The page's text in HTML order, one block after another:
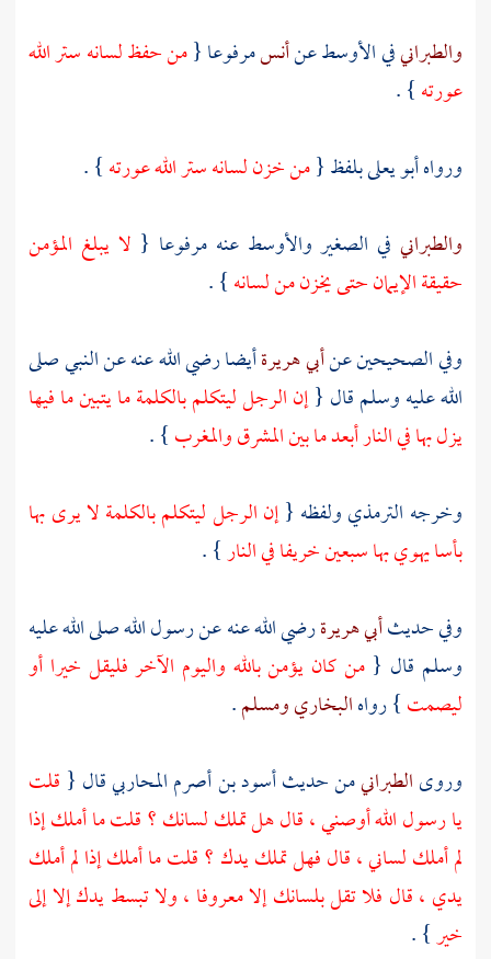
والطبرانيفي الأوسط عنأنسمرفوعا {من حفظ لسانه ستر الله
عورته} .
ورواهأبو يعلىبلفظ {من خزن لسانه ستر الله عورته} .
والطبراني في الصغير والأوسط عنه مرفوعا { لا يبلغ المؤمن
حقيقة الإيمان حتى يخزن من لسانه} .
وفي الصحيحين عنأبي هريرةأيضا رضي الله عنه عن النبي صلى
الله عليه وسلم قال {إن الرجل ليتكلم بالكلمة ما يتبين ما فيها
يزل بها في النار أبعد ما بين المشرق والمغرب} .
وخرجه الترمذيولفظه {إن الرجل ليتكلم بالكلمة لا يرى بها
بأسا يهوي بها سبعين خريفا في النار} .
وفي حديثأبي هريرةرضي الله عنه عن رسول الله صلى الله عليه
وسلم قال {من كان يؤمن بالله واليوم الآخر فليقل خيرا أو
ليصمت} رواهالبخاريومسلم.
وروىالطبرانيمن حديثأسود بن أصرم المحاربيقال { قلت
يا رسول الله أوصني ، قال هل تملك لسانك ؟ قلت ما أملك إذا
لم أملك لساني ، قال فهل تملك يدك ؟ قلت ما أملك إذا لم أملك
يدي ، قال فلا تقل بلسانك إلا معروفا ، ولا تبسط يدك إلا إلى
خير} .